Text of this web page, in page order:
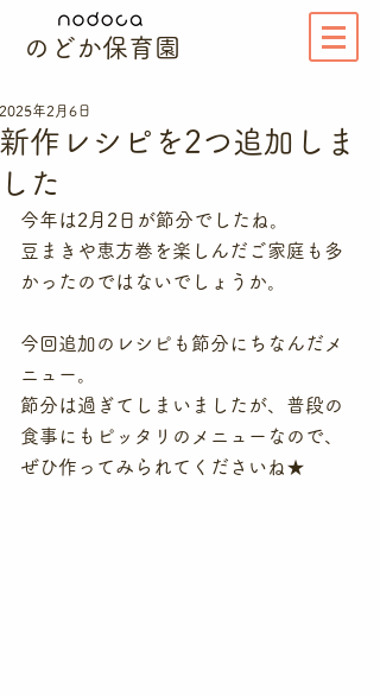
のどか保育園
新作レシピを2つ追加しま
した
2025年2月6日
今年は2月2日が節分でしたね。
豆まきや恵方巻を楽しんだご家庭も多
かったのではないでしょうか。
今回追加のレシピも節分にちなんだメ
ニュー。
節分は過ぎてしまいましたが、普段の
食事にもピッタリのメニューなので、
ぜひ作ってみられてくださいね★